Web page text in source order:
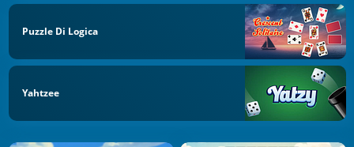
Puzzle Di Logica
Yahtzee